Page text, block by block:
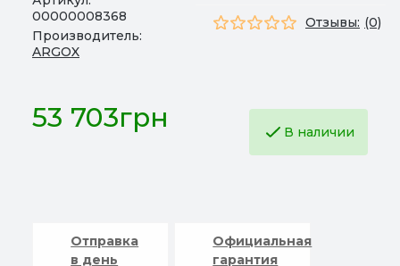
00000008368
Производитель:
ARGOX
Отзывы: (0)
53 703грн В наличии
Отправка
в день
Официальная
гарантия